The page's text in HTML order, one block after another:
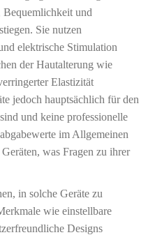
und
Sie nutzen
elektrische Stimulation
der Hautalterung wie
Elastizität
jedoch hauptsächlich für den
und keine professionelle
im Allgemeinen
was Fragen zu ihrer
in solche Geräte zu
wie einstellbare
Designs